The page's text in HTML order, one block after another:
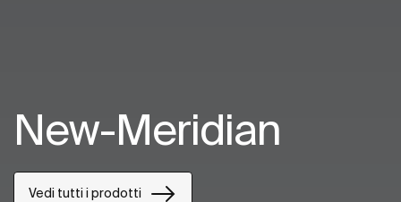
New-Meridian
Vedi tutti i prodotti